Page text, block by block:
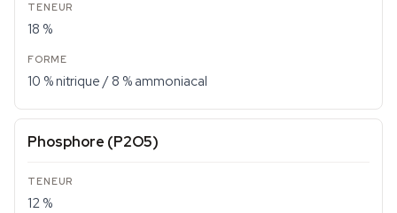
18 %
10 % nitrique / 8 % ammoniacal
Phosphore (P2O5)
12 %